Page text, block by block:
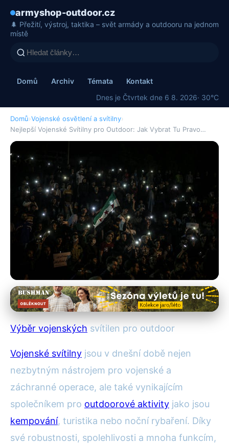
armyshop-outdoor.cz
🌲 Přežití, výstroj, taktika – svět armády a outdooru na jednom
místě
Domů Archiv Témata
Kontakt
Dnes je Čtvrtek dne 6 8. 2026· 30°C
Domů›Vojenské osvětlení a svítilny›
Nejlepší Vojenské Svítilny pro Outdoor: Jak Vybrat Tu Pravo…
Vojenské osvětlení a svítilny
Nejlepší Vojenské Svítilny pro
Pravou?
Výběr vojenských svítilen pro outdoor
Vojenské svítilny jsou v dnešní době nejen
nezbytným nástrojem pro vojenské a
záchranné operace, ale také vynikajícím
společníkem pro outdoorové aktivity jako jsou
kempování, turistika nebo noční rybaření. Díky
své robustnosti, spolehlivosti a mnoha funkcím,